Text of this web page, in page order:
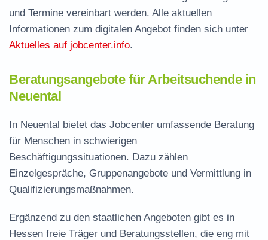
und Termine vereinbart werden. Alle aktuellen
Informationen zum digitalen Angebot finden sich unter
Aktuelles auf jobcenter.info.
Beratungsangebote für Arbeitsuchende in
Neuental
In Neuental bietet das Jobcenter umfassende Beratung
für Menschen in schwierigen
Beschäftigungssituationen. Dazu zählen
Einzelgespräche, Gruppenangebote und Vermittlung in
Qualifizierungsmaßnahmen.
Ergänzend zu den staatlichen Angeboten gibt es in
Hessen freie Träger und Beratungsstellen, die eng mit